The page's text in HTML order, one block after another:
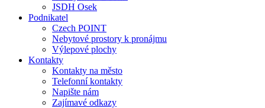
JSDH Osek
Podnikatel
Czech POINT
Nebytové prostory k pronájmu
Výlepové plochy
Kontakty
Kontakty na město
Telefonní kontakty
Napište nám
Zajímavé odkazy